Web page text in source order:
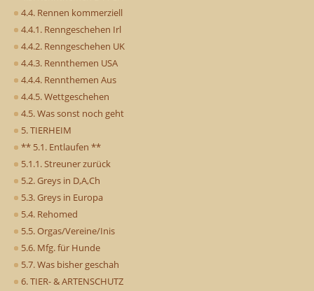
4.4. Rennen kommerziell
4.4.1. Renngeschehen Irl
4.4.2. Renngeschehen UK
4.4.3. Rennthemen USA
4.4.4. Rennthemen Aus
4.4.5. Wettgeschehen
4.5. Was sonst noch geht
5. TIERHEIM
** 5.1. Entlaufen **
5.1.1. Streuner zurück
5.2. Greys in D,A,Ch
5.3. Greys in Europa
5.4. Rehomed
5.5. Orgas/Vereine/Inis
5.6. Mfg. für Hunde
5.7. Was bisher geschah
6. TIER- & ARTENSCHUTZ